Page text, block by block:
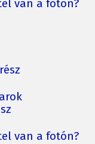
van a fotón?
van a fotón?